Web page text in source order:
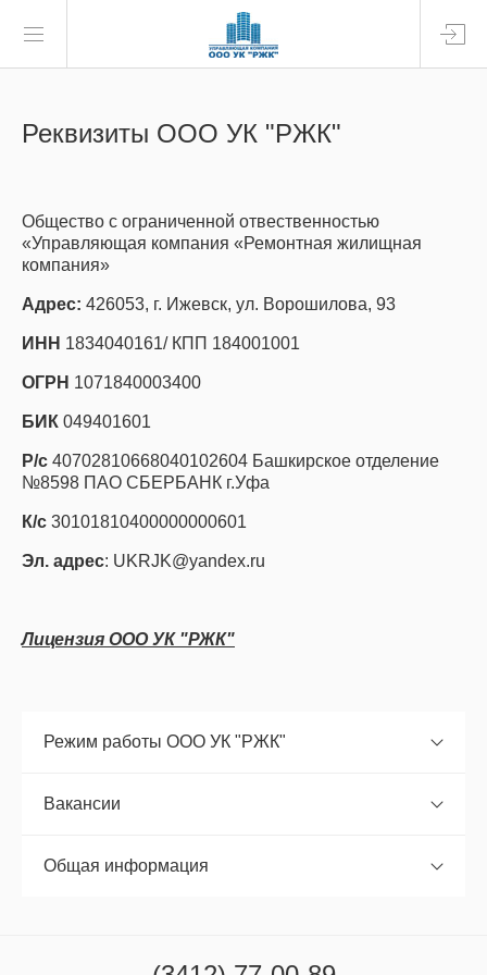
Реквизиты ООО УК "РЖК"
Общество с ограниченной отвественностью
«Управляющая компания «Ремонтная жилищная
компания»
Адрес: 426053, г. Ижевск, ул. Ворошилова, 93
ИНН 1834040161/ КПП 184001001
ОГРН 1071840003400
БИК 049401601
Р/с 40702810668040102604 Башкирское отделение
№8598 ПАО СБЕРБАНК г.Уфа
К/с 30101810400000000601
Эл. адрес: UKRJK@yandex.ru
Лицензия ООО УК "РЖК"
Режим работы ООО УК "РЖК"
Вакансии
Общая информация